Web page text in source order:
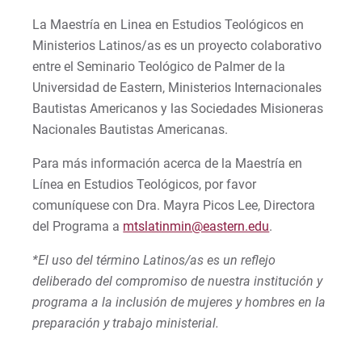
La Maestría en Linea en Estudios Teológicos en
Ministerios Latinos/as es un proyecto colaborativo
entre el Seminario Teológico de Palmer de la
Universidad de Eastern, Ministerios Internacionales
Bautistas Americanos y las Sociedades Misioneras
Nacionales Bautistas Americanas.
Para más información acerca de la Maestría en
Línea en Estudios Teológicos, por favor
comuníquese con Dra. Mayra Picos Lee, Directora
del Programa a mtslatinmin@eastern.edu.
*El uso del término Latinos/as es un reflejo
deliberado del compromiso de nuestra institución y
programa a la inclusión de mujeres y hombres en la
preparación y trabajo ministerial.